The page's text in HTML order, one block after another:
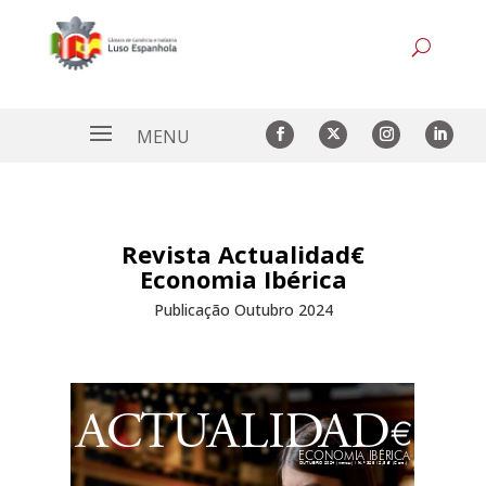
Revista Actualidad€
Economia Ibérica
Publicação Outubro 2024